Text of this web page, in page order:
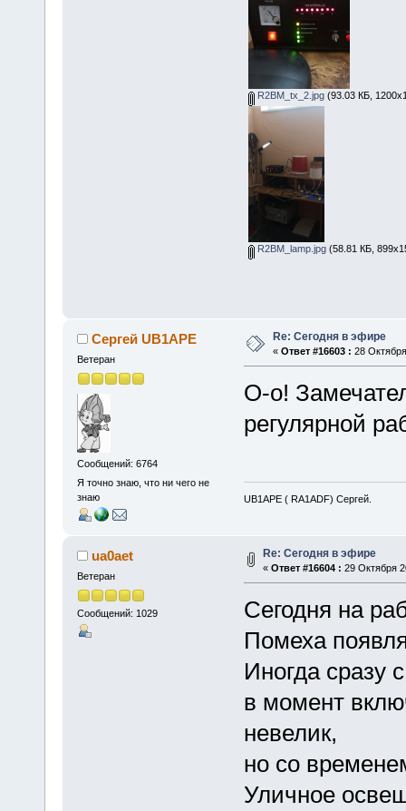
R2BM_tx_2.jpg(93.03 КБ,
R2BM_lamp.jpg(58.81 КБ,
Сергей UB1APE
Ветеран
Сообщений: 6764
Я точно знаю, что ни чего не
знаю
Re: Сегодня в эфире
« Ответ #16603 : 28
О-о!
регулярной
UB1APE ( RA1ADF) Сергей.
ua0aet
Ветеран
Сообщений: 1029
Re: Сегодня в эфире
« Ответ #16604 : 29 Октября
Сегодня на
Помеха
Иногда сразу
в момент
невелик,
но со
Уличное